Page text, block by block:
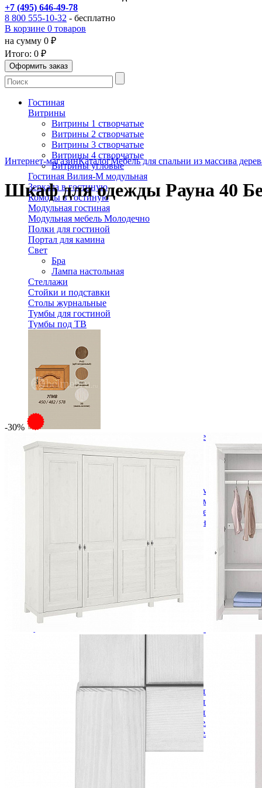
+7 (495) 646-49-78
8 800 555-10-32 - бесплатно
В корзине 0 товаров
на сумму 0 ₽
Итого: 0 ₽
Гостиная
Витрины
Витрины 1 створчатые
Витрины 2 створчатые
Витрины 3 створчатые
Витрины 4 створчатые
Витрины угловые
Гостиная Вилия-М модульная
Зеркала в гостиную
Комоды в гостиную
Модульная гостиная
Модульная мебель Молодечно
Полки для гостиной
Портал для камина
Свет
Бра
Лампа настольная
Стеллажи
Стойки и подставки
Столы журнальные
Тумбы для гостиной
Тумбы под ТВ
Модульная гостиная Вилия-М Секция антресольная №7
14 304 ₽
Деревянные кровати с подъемным механизмом
Кровати односпальные с подъемным механизмом
Кровати двуспальные с подъемным механизмом
Кровати полутороспальные с подъемным
Комоды
Кровати двуспальные
Кровати металлические
Кровати односпальные
Кровати полутороспальные
Решетки и настилы под матрас
Спальные гарнитуры
Тахта
Шкаф 1-дверный для одежды и белья
Шкафы 2-х дверные для одежды и белья
Шкафы 3-х дверные для одежды и белья
Шкафы 4-х дверные для одежды и белья
Шкафы 5-ти дверные для одежды и белья
Шкафы 6-ти дверные для одежды и белья
Шкафы угловые для одежды и белья
Интернет-магазинКаталогМебель для спальни из массива
Шкаф для одежды Рауна 40
-30%